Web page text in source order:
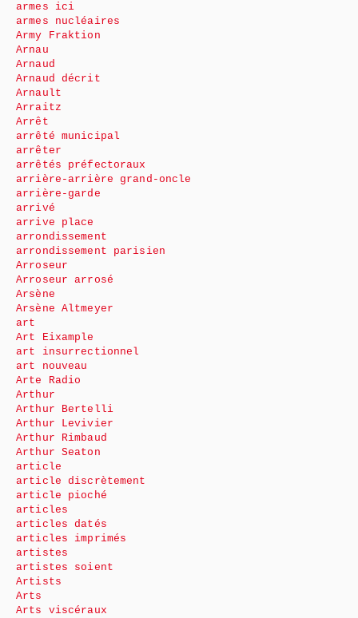
armes ici
armes nucléaires
Army Fraktion
Arnau
Arnaud
Arnaud décrit
Arnault
Arraitz
Arrêt
arrêté municipal
arrêter
arrêtés préfectoraux
arrière-arrière grand-oncle
arrière-garde
arrivé
arrive place
arrondissement
arrondissement parisien
Arroseur
Arroseur arrosé
Arsène
Arsène Altmeyer
art
Art Eixample
art insurrectionnel
art nouveau
Arte Radio
Arthur
Arthur Bertelli
Arthur Levivier
Arthur Rimbaud
Arthur Seaton
article
article discrètement
article pioché
articles
articles datés
articles imprimés
artistes
artistes soient
Artists
Arts
Arts viscéraux